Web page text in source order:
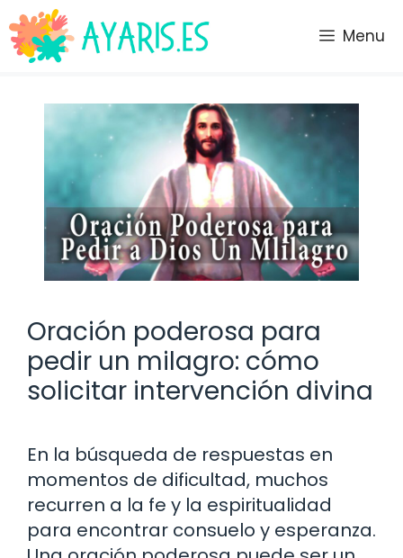
Saltar
al
contenido
Menu
Oración poderosa para
pedir un milagro: cómo
solicitar intervención divina
En la búsqueda de respuestas en
momentos de dificultad, muchos
recurren a la fe y la espiritualidad
para encontrar consuelo y esperanza.